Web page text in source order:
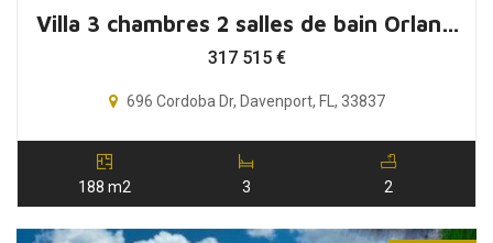
Villa 3 chambres 2 salles de bain Orlando Floride
317 515 €
696 Cordoba Dr, Davenport, FL, 33837
188 m2 3 2